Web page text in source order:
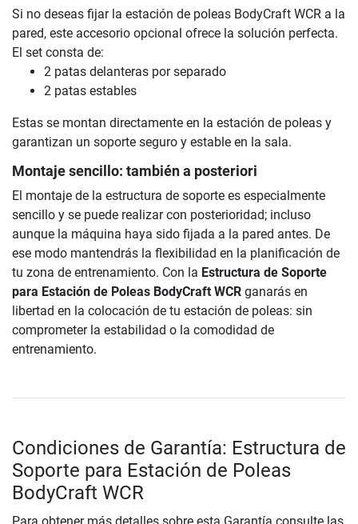
Si no deseas fijar la estación de poleas BodyCraft WCR a la
pared, este accesorio opcional ofrece la solución perfecta.
El set consta de:
2 patas delanteras por separado
2 patas estables
Estas se montan directamente en la estación de poleas y
garantizan un soporte seguro y estable en la sala.
Montaje sencillo: también a posteriori
El montaje de la estructura de soporte es especialmente
sencillo y se puede realizar con posterioridad; incluso
aunque la máquina haya sido fijada a la pared antes. De
ese modo mantendrás la flexibilidad en la planificación de
tu zona de entrenamiento. Con la Estructura de Soporte
para Estación de Poleas BodyCraft WCR ganarás en
libertad en la colocación de tu estación de poleas: sin
comprometer la estabilidad o la comodidad de
entrenamiento.
Condiciones de Garantía: Estructura de
Soporte para Estación de Poleas
BodyCraft WCR
Para obtener más detalles sobre esta Garantía consulte las